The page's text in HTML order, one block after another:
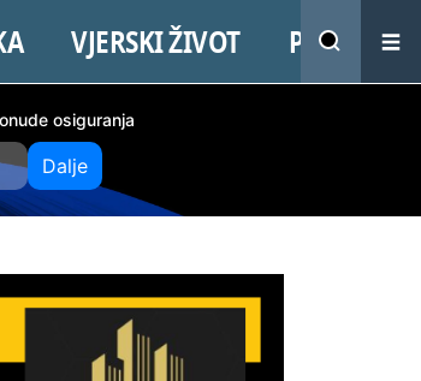
VJERSKI ŽIVOT PROMO
osiguranja
Dalje